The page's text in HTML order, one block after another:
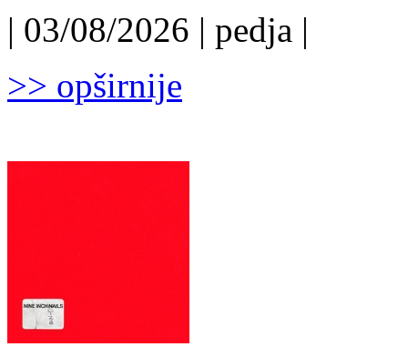
| 03/08/2026 | pedja |
>> opširnije